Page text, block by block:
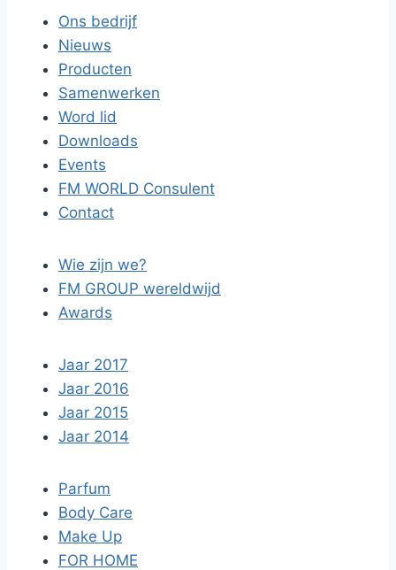
Ons bedrijf
Nieuws
Producten
Samenwerken
Word lid
Downloads
Events
FM WORLD Consulent
Contact
Wie zijn we?
FM GROUP wereldwijd
Awards
Jaar 2017
Jaar 2016
Jaar 2015
Jaar 2014
Parfum
Body Care
Make Up
FOR HOME